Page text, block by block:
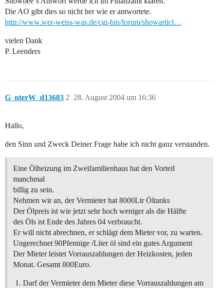
Die AO gibt dies so nicht her wie er antwortete.
http://www.wer-weiss-was.de/cgi-bin/forum/showarticl…
vielen Dank
P. Leenders
G_nterW_d13683 28. August 2004 um 16:36
2
Hallo,
den Sinn und Zweck Deiner Frage habe ich nicht ganz verstanden.
Eine Ölheizung im Zweifamilienhaus hat den Vorteil
manchmal
billig zu sein.
Nehmen wir an, der Vermieter hat 8000Ltr Öltanks
Der Ölpreis ist wie jetzt sehr hoch weniger als die Hälfte
des Öls ist Ende des Jahres 04 verbraucht.
Er will nicht abrechnen, er schlägt dem Mieter vor, zu warten.
Ungerechnet 90Pfennige /Liter öl sind ein gutes Argument
Der Mieter leistet Vorrauszahlungen der Heizkosten, jeden
Monat. Gesamt 800Euro.
Darf der Vermieter dem Mieter diese Vorrauszahlungen am